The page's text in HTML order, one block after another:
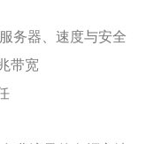
务器、速度与安全
带宽